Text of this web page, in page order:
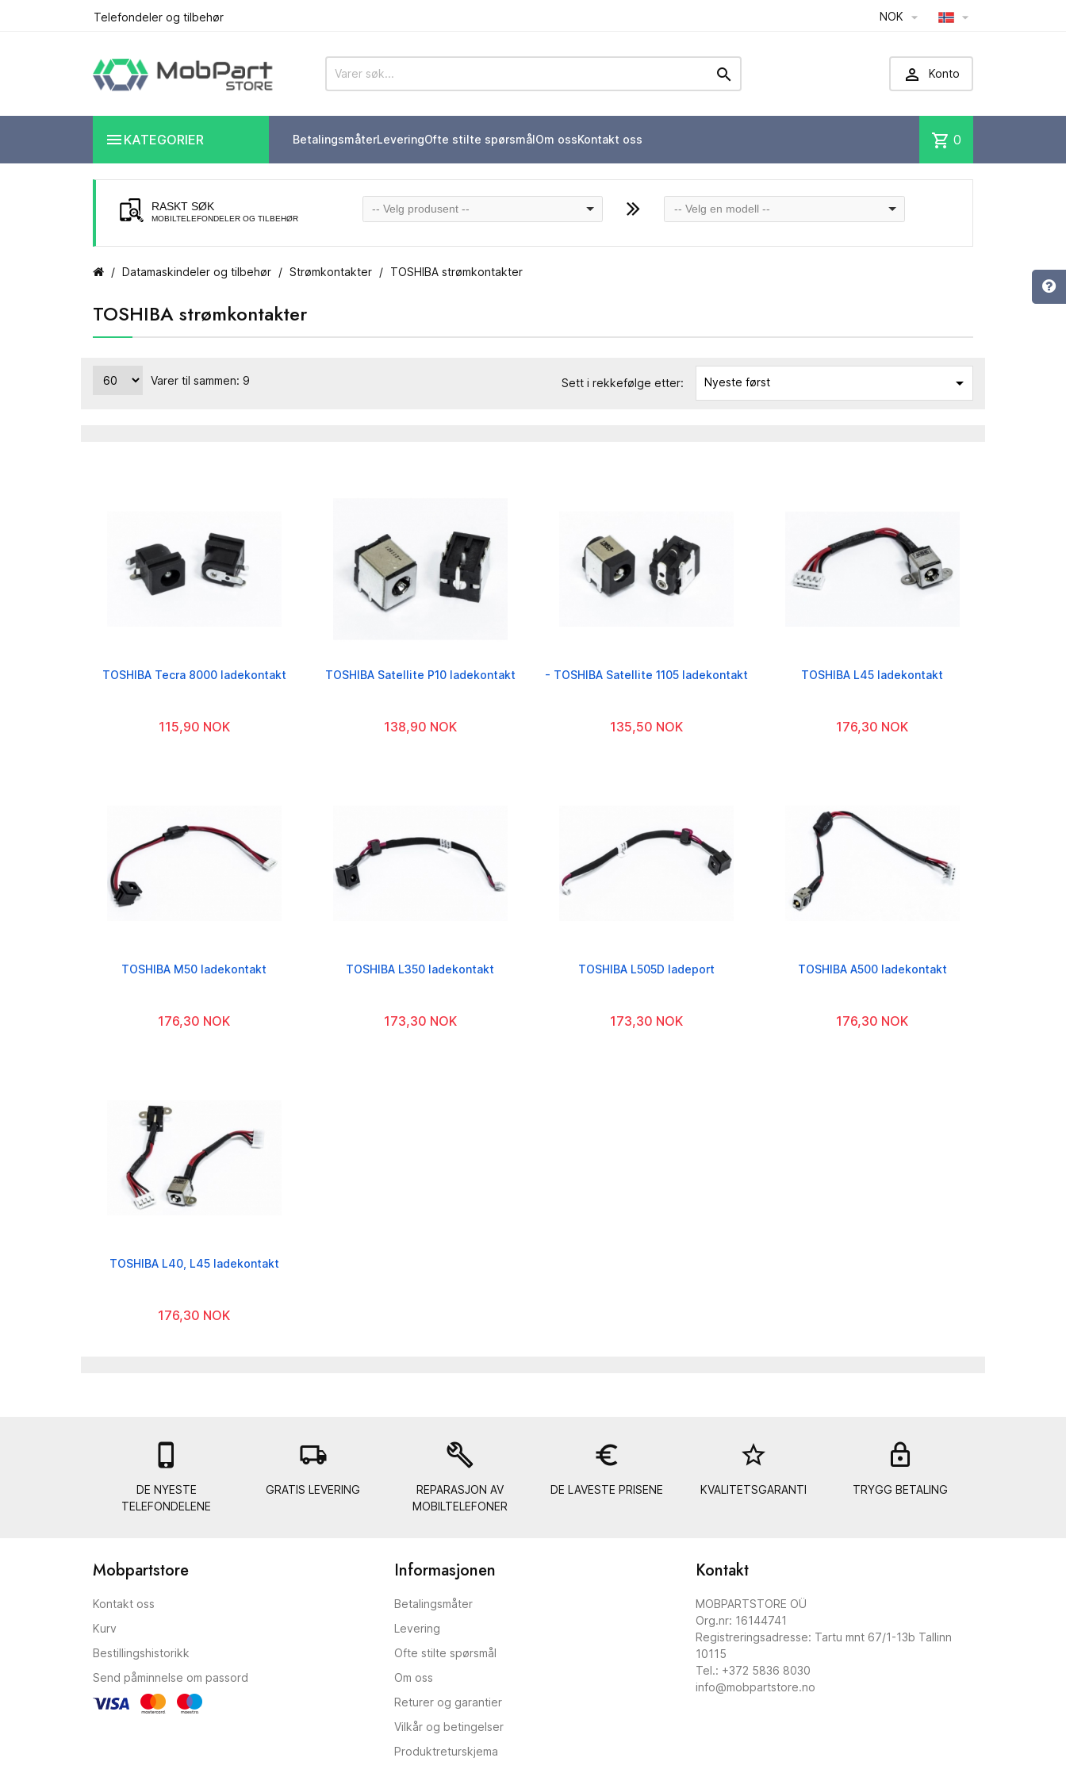
Telefondeler og tilbehør NOK  
  Konto
 KATEGORIER BetalingsmåterLeveringOfte stilte spørsmålOm ossKontakt oss shopping_cart 0
RASKT SØK
MOBILTELEFONDELER OG TILBEHØR
-- Velg produsent -- -- Velg en modell --
Datamaskindeler og tilbehør Strømkontakter TOSHIBA strømkontakter
TOSHIBA strømkontakter
Varer til sammen: 9 Sett i rekkefølge etter: Nyeste først 
TOSHIBA Tecra 8000 ladekontakt
115,90 NOK
TOSHIBA Satellite P10 ladekontakt
138,90 NOK
- TOSHIBA Satellite 1105 ladekontakt
135,50 NOK
TOSHIBA L45 ladekontakt
176,30 NOK
TOSHIBA M50 ladekontakt
176,30 NOK
TOSHIBA L350 ladekontakt
173,30 NOK
TOSHIBA L505D ladeport
173,30 NOK
TOSHIBA A500 ladekontakt
176,30 NOK
TOSHIBA L40, L45 ladekontakt
176,30 NOK

DE NYESTE
TELEFONDELENE
local_shipping
GRATIS LEVERING
build
REPARASJON AV
MOBILTELEFONER
euro_symbol
DE LAVESTE PRISENE
star_border
KVALITETSGARANTI TRYGG BETALING
Mobpartstore
Kontakt oss
Kurv
Bestillingshistorikk
Send påminnelse om passord
Informasjonen
Betalingsmåter
Levering
Ofte stilte spørsmål
Om oss
Returer og garantier
Vilkår og betingelser
Produktreturskjema
Kontakt
MOBPARTSTORE OÜ
Org.nr: 16144741
Registreringsadresse: Tartu mnt 67/1-13b Tallinn
10115
Tel.: +372 5836 8030
info@mobpartstore.no